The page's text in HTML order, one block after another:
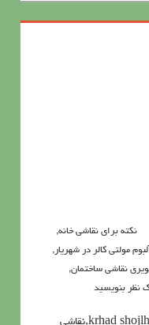
,
مولتی کالر در شهریار,
نقاشی ساختمان,
نظر بنویسید
جدیدترین نقاشی ساختمان،krhad shojlhk nv jivhk,نقاشی